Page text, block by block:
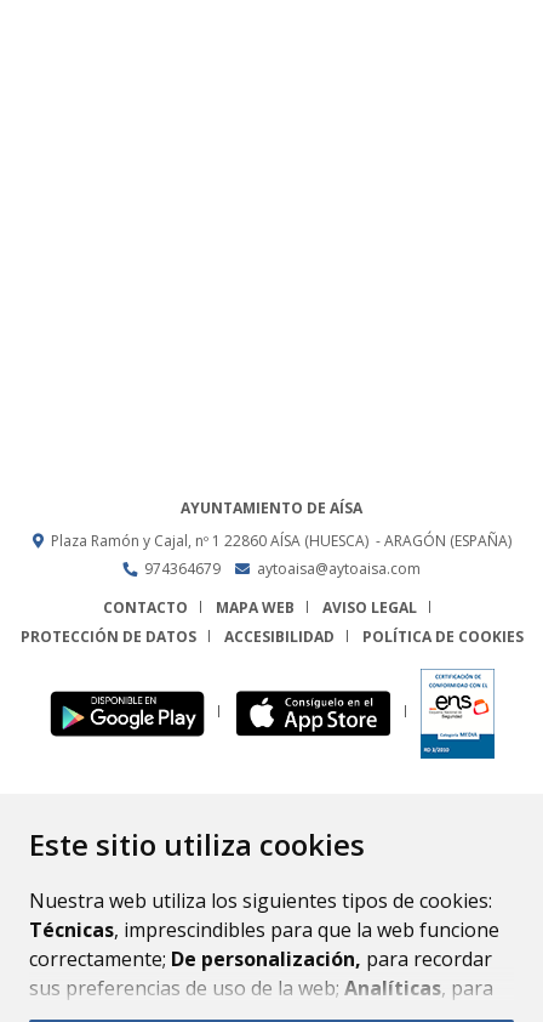
Este sitio utiliza cookies
Nuestra web utiliza los siguientes tipos de cookies:
Técnicas, imprescindibles para que la web funcione
correctamente; De personalización, para recordar
sus preferencias de uso de la web; Analíticas, para
AYUNTAMIENTO DE AÍSA
Plaza Ramón y Cajal, nº 1 22860 AÍSA (HUESCA) - ARAGÓN (ESPAÑA)
974364679
aytoaisa@aytoaisa.com
CONTACTO
MAPA WEB
AVISO LEGAL
PROTECCIÓN DE DATOS
ACCESIBILIDAD POLÍTICA DE COOKIES